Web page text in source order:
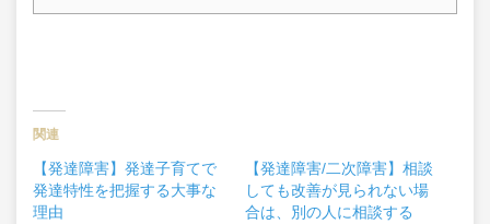
関連
【発達障害】発達子育てで
発達特性を把握する大事な
理由
【発達障害/二次障害】相談
しても改善が見られない場
合は、別の人に相談する